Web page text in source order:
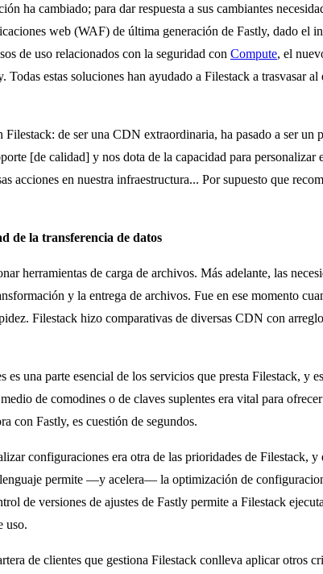
ha cambiado; para dar respuesta a sus cambiantes
web (WAF) de última generación de Fastly, dado el
de uso relacionados con la seguridad con Compute, el
estas soluciones han ayudado a Filestack a trasvasar
Filestack: de ser una CDN extraordinaria, ha pasado a ser un
[de calidad] y nos dota de la capacidad para
acciones en nuestra infraestructura... Por supuesto que
de la transferencia de datos
herramientas de carga de archivos. Más adelante, las
y la entrega de archivos. Fue en ese momento
Filestack hizo comparativas de diversas CDN con
es una parte esencial de los servicios que presta Filestack, y
de comodines o de claves suplentes era vital para
con Fastly, es cuestión de segundos.
configuraciones era otra de las prioridades de Filestack,
permite —y acelera— la optimización de
de versiones de ajustes de Fastly permite a Filestack
uso.
de clientes que gestiona Filestack conlleva aplicar otros